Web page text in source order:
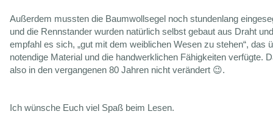
Außerdem mussten die Baumwollsegel noch stundenlang
und die Rennstander wurden natürlich selbst gebaut aus Draht
empfahl es sich, „gut mit dem weiblichen Wesen zu stehen“, das
notendige Material und die handwerklichen Fähigkeiten verfügte.
also in den vergangenen 80 Jahren nicht verändert 😉.
Ich wünsche Euch viel Spaß beim Lesen.